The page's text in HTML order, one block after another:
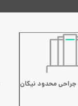
جراحی محدود نیکان